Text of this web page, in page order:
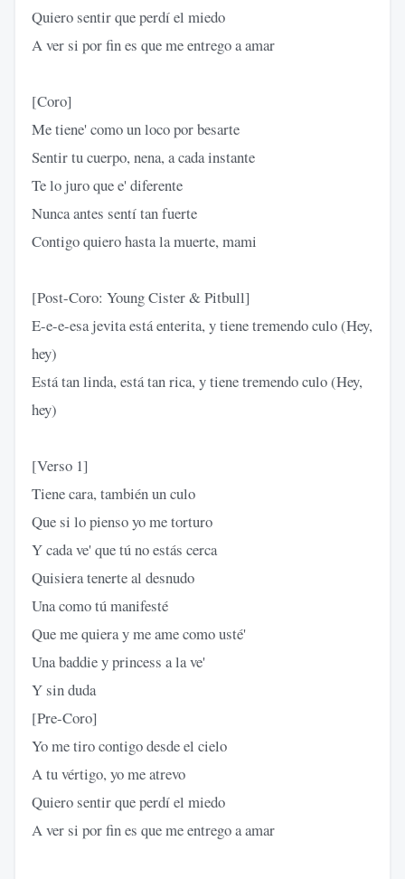
Quiero sentir que perdí el miedo
A ver si por fin es que me entrego a amar
[Coro]
Me tiene' como un loco por besarte
Sentir tu cuerpo, nena, a cada instante
Te lo juro que e' diferente
Nunca antes sentí tan fuerte
Contigo quiero hasta la muerte, mami
[Post-Coro: Young Cister & Pitbull]
E-e-e-esa jevita está enterita, y tiene tremendo culo (Hey,
hey)
Está tan linda, está tan rica, y tiene tremendo culo (Hey,
hey)
[Verso 1]
Tiene cara, también un culo
Que si lo pienso yo me torturo
Y cada ve' que tú no estás cerca
Quisiera tenerte al desnudo
Una como tú manifesté
Que me quiera y me ame como usté'
Una baddie y princess a la ve'
Y sin duda
[Pre-Coro]
Yo me tiro contigo desde el cielo
A tu vértigo, yo me atrevo
Quiero sentir que perdí el miedo
A ver si por fin es que me entrego a amar